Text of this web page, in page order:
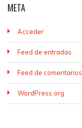
META
Acceder
Feed de entradas
Feed de comentarios
WordPress.org